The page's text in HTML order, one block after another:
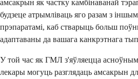
амсакрын як частку камбінаванай
будзеце атрымліваць яго разам з
прэпаратамі, каб стварыць больш
адаптаваны да вашага канкрэтнага
У той час як ГМЛ з'яўляецца
лекары могуць разглядаць амсакрын